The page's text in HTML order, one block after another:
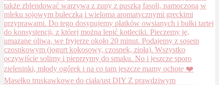
Masełko truskawkowe do ciała/ust DIY Z prawdziwym